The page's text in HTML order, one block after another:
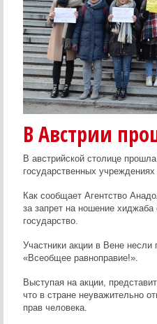
В Австрии
В австрийской столице
государственных учреждениях
Как сообщает Агентство
за запрет на ношение
государство.
Участники акции в Вене
«Всеобщее равноправие!».
Выступая на акции,
что в стране неуважительно
прав человека.